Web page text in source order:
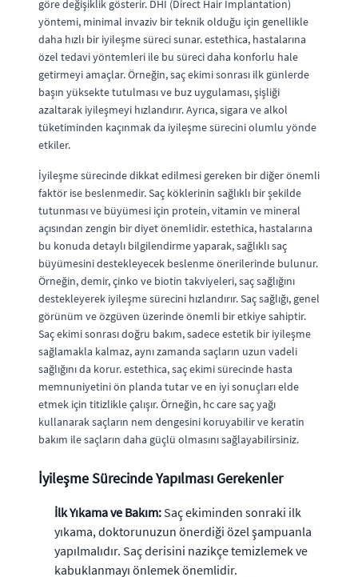
göre değişiklik gösterir. DHI (Direct Hair Implantation)
yöntemi, minimal invaziv bir teknik olduğu için genellikle
daha hızlı bir iyileşme süreci sunar. estethica, hastalarına
özel tedavi yöntemleri ile bu süreci daha konforlu hale
getirmeyi amaçlar. Örneğin, saç ekimi sonrası ilk günlerde
başın yüksekte tutulması ve buz uygulaması, şişliği
azaltarak iyileşmeyi hızlandırır. Ayrıca, sigara ve alkol
tüketiminden kaçınmak da iyileşme sürecini olumlu yönde
etkiler.
İyileşme sürecinde dikkat edilmesi gereken bir diğer önemli
faktör ise beslenmedir. Saç köklerinin sağlıklı bir şekilde
tutunması ve büyümesi için protein, vitamin ve mineral
açısından zengin bir diyet önemlidir. estethica, hastalarına
bu konuda detaylı bilgilendirme yaparak, sağlıklı saç
büyümesini destekleyecek beslenme önerilerinde bulunur.
Örneğin, demir, çinko ve biotin takviyeleri, saç sağlığını
destekleyerek iyileşme sürecini hızlandırır. Saç sağlığı, genel
görünüm ve özgüven üzerinde önemli bir etkiye sahiptir.
Saç ekimi sonrası doğru bakım, sadece estetik bir iyileşme
sağlamakla kalmaz, aynı zamanda saçların uzun vadeli
sağlığını da korur. estethica, saç ekimi sürecinde hasta
memnuniyetini ön planda tutar ve en iyi sonuçları elde
etmek için titizlikle çalışır. Örneğin, hc care saç yağı
kullanarak saçların nem dengesini koruyabilir ve keratin
bakım ile saçların daha güçlü olmasını sağlayabilirsiniz.
İyileşme Sürecinde Yapılması Gerekenler
İlk Yıkama ve Bakım: Saç ekiminden sonraki ilk
yıkama, doktorunuzun önerdiği özel şampuanla
yapılmalıdır. Saç derisini nazikçe temizlemek ve
kabuklanmayı önlemek önemlidir.